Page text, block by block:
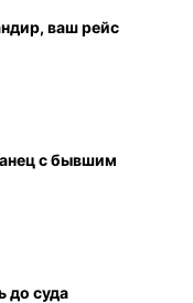
ваш рейс
с бывшим
до суда